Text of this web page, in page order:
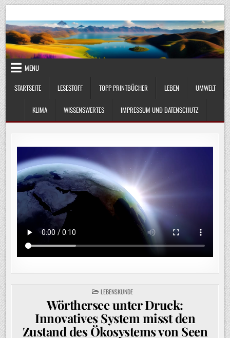
Skip
to
content
UmweltKlima.com
MENU
STARTSEITE
LESESTOFF TOPP PRINTBÜCHER LEBEN UMWELT
KLIMA WISSENSWERTES IMPRESSUM UND DATENSCHUTZ
POSTED
IN
LEBENSKUNDE
Wörthersee unter Druck:
Innovatives System misst den
Zustand des Ökosystems von Seen